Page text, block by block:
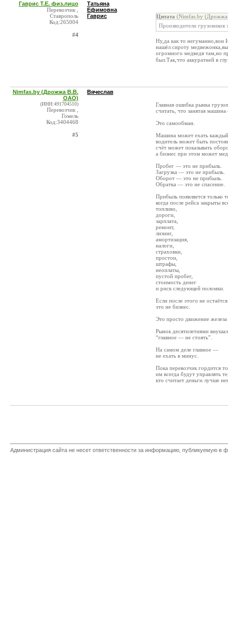
Гаврис Т.Е. физ.лицо
Перевозчик ,
Ставрополь
Код:265004
#4
Татьяна
Ефимовна
Гаврис
Цитата (Nimfas.by
Производители грузовиков
Ну,да как то негуманно,вон
нашёл сироту
огромного медведя там,но
был.Так,что аккуратней в
Nimfas.by (Дрожжа В.В.
ОАО)
(ИНН:491704510)
Перевозчик ,
Гомель
Код:3404468
#5
Вячеслав
Главная ошибка рынка
считать, что занятая
Это самообман.
Машина может ехать
водитель может быть
счёт может показывать
а бизнес при этом может
Пробег — это не прибыль.
Загрузка — это не прибыль.
Оборот — это не прибыль.
Обратка — это не спасение.
Прибыль появляется только
когда после рейса закрыты
топливо,
дороги,
зарплата,
ремонт,
лизинг,
амортизация,
налоги,
страховки,
простои,
штрафы,
неоплаты,
пустой пробег,
стоимость денег
и риск следующей поломки.
Если после этого не
это не бизнес.
Это просто движение
Рынок десятилетиями
“главное — не стоять”.
На самом деле главное —
не ехать в минус.
Пока перевозчик гордится
им всегда будут управлять
кто считает деньги лучше
Администрация сайта не несет ответственности за информацию, публикуемую